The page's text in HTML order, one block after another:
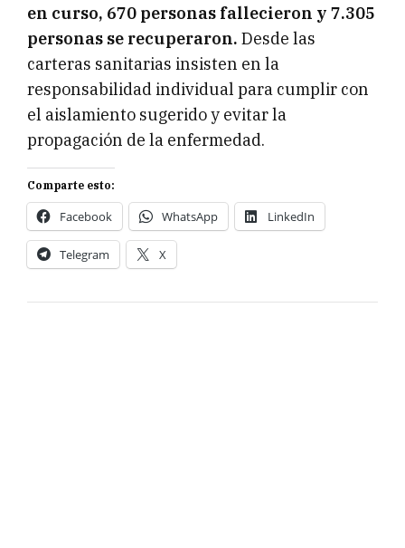
en curso, 670 personas fallecieron y 7.305
personas se recuperaron. Desde las
carteras sanitarias insisten en la
responsabilidad individual para cumplir con
el aislamiento sugerido y evitar la
propagación de la enfermedad.
Comparte esto:
Facebook WhatsApp LinkedIn
Telegram X